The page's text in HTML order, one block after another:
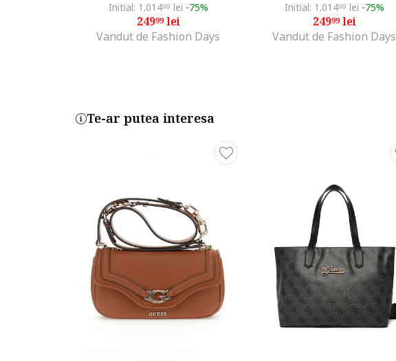
Initial: 1.01499 lei -75%
24999lei
Vandut de Fashion Days
Initial: 1.01499 lei -75%
24999lei
Vandut de Fashion Days
Te-ar putea interesa